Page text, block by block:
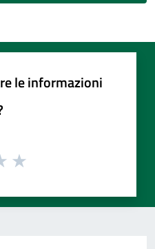
le informazioni